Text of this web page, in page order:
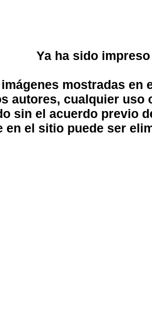
Ya ha sido
mostradas en
autores, cualquier uso
sin el acuerdo previo
en el sitio puede ser